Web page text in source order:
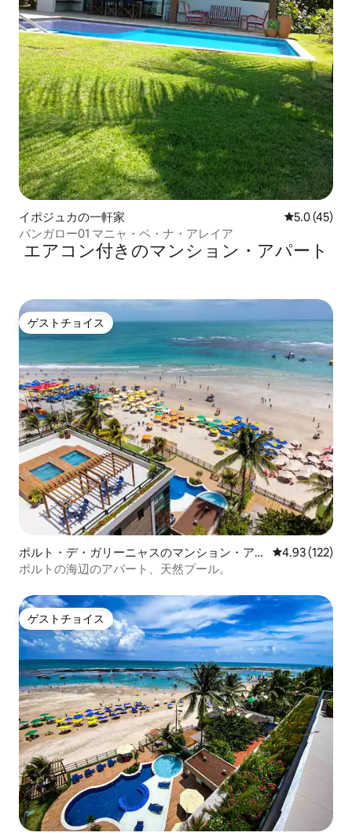
イポジュカの一軒家 レビュー45
5.0 (45)
バンガロー01 マニャ・ペ・ナ・アレイア
エアコン付きのマンション・アパート
ゲストチョイス
ゲストチョイス
ポルト・デ・ガリーニャスのマンション・アパ
ート
レビュー122
4.93 (122)
ポルトの海辺のアパート、天然プール。
ゲストチョイス
ゲストチョイス